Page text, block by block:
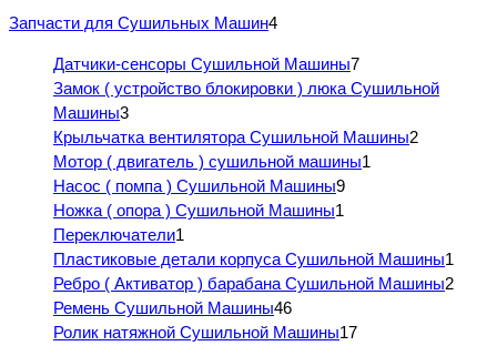
Запчасти для Сушильных Машин4
Датчики-сенсоры Сушильной Машины7
Замок ( устройство блокировки ) люка Сушильной
Машины3
Крыльчатка вентилятора Сушильной Машины2
Мотор ( двигатель ) сушильной машины1
Насос ( помпа ) Сушильной Машины9
Ножка ( опора ) Сушильной Машины1
Переключатели1
Пластиковые детали корпуса Сушильной Машины1
Ребро ( Активатор ) барабана Сушильной Машины2
Ремень Сушильной Машины46
Ролик натяжной Сушильной Машины17